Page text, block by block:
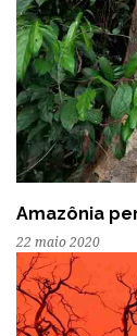
Amazônia
22 maio 2020